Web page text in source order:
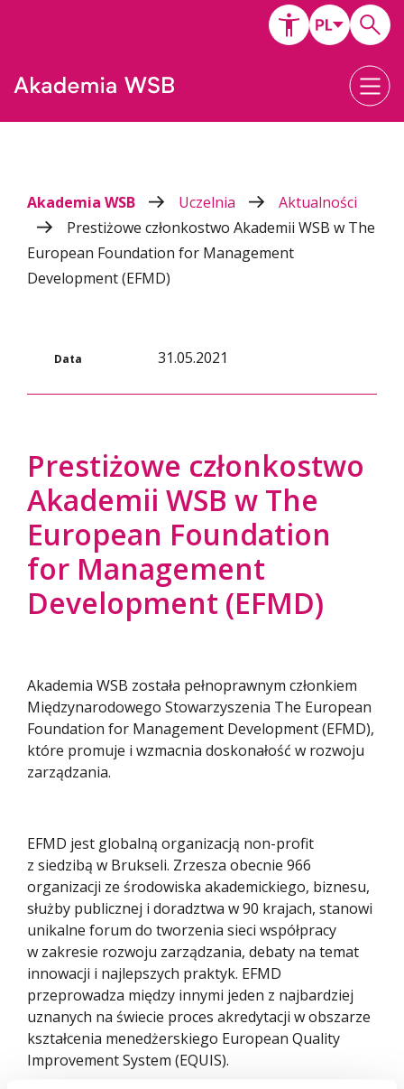
Akademia WSB Uczelnia
Aktualności
Prestiżowe członkostwo Akademii WSB w The
European Foundation for Management
Development (EFMD)
Data 31.05.2021
Prestiżowe członkostwo
Akademii WSB w The
European Foundation
for Management
Development (EFMD)
Akademia WSB została pełnoprawnym członkiem
Międzynarodowego Stowarzyszenia The European
Foundation for Management Development (EFMD),
które promuje i wzmacnia doskonałość w rozwoju
zarządzania.
EFMD jest globalną organizacją non-profit
z siedzibą w Brukseli. Zrzesza obecnie 966
organizacji ze środowiska akademickiego, biznesu,
służby publicznej i doradztwa w 90 krajach, stanowi
unikalne forum do tworzenia sieci współpracy
w zakresie rozwoju zarządzania, debaty na temat
innowacji i najlepszych praktyk. EFMD
przeprowadza między innymi jeden z najbardziej
uznanych na świecie proces akredytacji w obszarze
kształcenia menedżerskiego European Quality
Improvement System (EQUIS).